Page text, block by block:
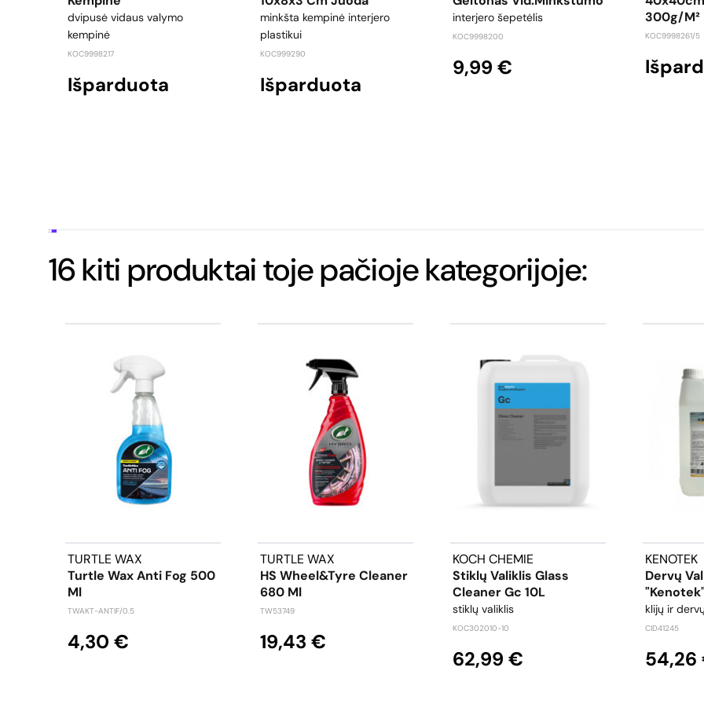
dvipusė vidaus valymo
kempinė
KOC9998217
Išparduota
minkšta kempinė interjero
plastikui
KOC999290
Išparduota
interjero šepetėlis
KOC9998200
9,99 €
300g/m²
KOC9998261/5
16 kiti produktai toje pačioje kategorijoje:
TURTLE WAX
Turtle Wax Anti Fog 500
Ml
TWAKT-ANTIF/0.5
4,30 €
TURTLE WAX
HS Wheel&tyre Cleaner
680 Ml
TW53749
19,43 €
KOCH CHEMIE
Stiklų Valiklis Glass
Cleaner Gc 10L
stiklų valiklis
KOC302010-10
62,99 €
KENOTEK
Dervų
klijų ir
CID41245
54,26